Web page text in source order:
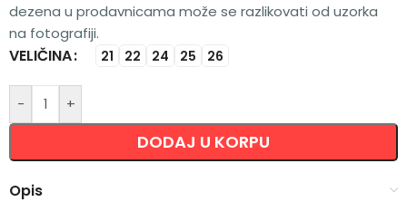
dezena u prodavnicama može se razlikovati od uzorka
na fotografiji.
VELIČINA 21 22 24 25 26
- +
DODAJ U KORPU
Alternative:
Opis